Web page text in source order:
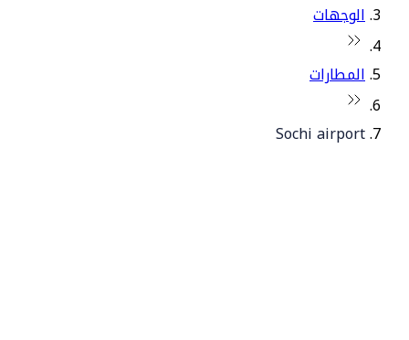
الوجهات
المطارات
Sochi airport